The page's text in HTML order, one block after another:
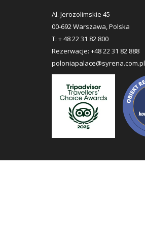
Al. Jerozolimskie 45
00-692 Warszawa, Polska
T: + 48 22 31 82 800
Rezerwacje: +48 22 31 82 888
poloniapalace@syrena.com.pl